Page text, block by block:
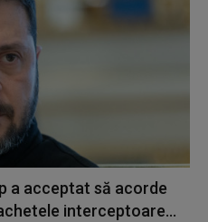
a acceptat să acorde
interceptoare...